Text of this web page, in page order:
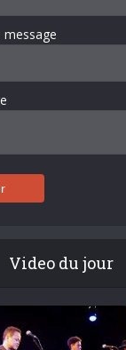
Video du jour